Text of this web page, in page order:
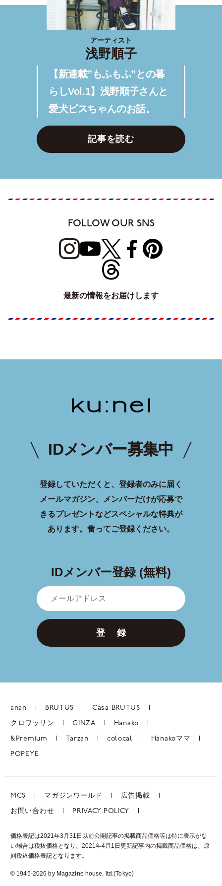
アーティスト
浅野順子
【新連載”もふもふ”との暮
らしVol.1】浅野順子さんと
愛犬ビスちゃんのお話。
記事を読む
FOLLOW OUR SNS
最新の情報をお届けします
IDメンバー募集中
登録していただくと、登録者のみに届く
メールマガジン、メンバーだけが応募で
きるプレゼントなどスペシャルな特典が
あります。 奮ってご登録ください。
IDメンバー登録 (無料)
登 録
anan BRUTUS Casa BRUTUS
クロワッサン GINZA Hanako
&Premium Tarzan colocal Hanakoママ
POPEYE
MCS マガジンワールド 広告掲載
お問い合わせ PRIVACY POLICY
価格表記は2021年3月31日以前公開記事の掲載商品価格等は特に表示がな
い場合は税抜価格となり、2021年4月1日更新記事内の掲載商品価格は、 原
則税込価格表記となります。
© 1945-2026 by Magazine house, ltd.(Tokyo)